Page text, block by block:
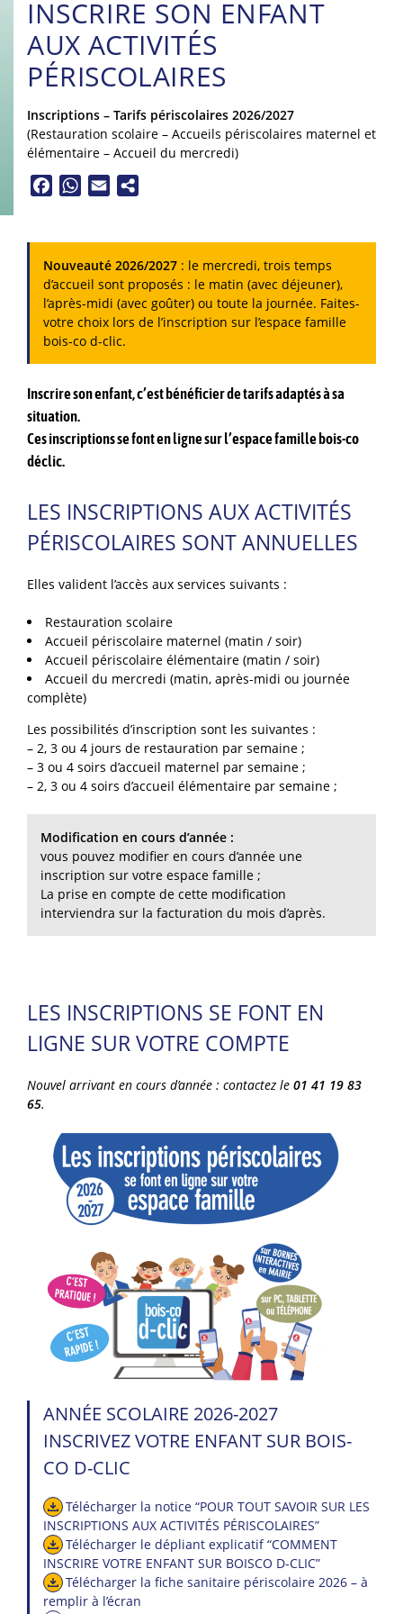
INSCRIRE SON ENFANT
AUX ACTIVITÉS
PÉRISCOLAIRES
Inscriptions – Tarifs périscolaires 2026/2027
(Restauration scolaire – Accueils périscolaires maternel et
élémentaire – Accueil du mercredi)
FacebookWhatsApp
Email
Nouveauté 2026/2027 : le mercredi, trois temps
d’accueil sont proposés : le matin (avec déjeuner),
l’après-midi (avec goûter) ou toute la journée. Faites-
votre choix lors de l’inscription sur l’espace famille
bois-co d-clic.
Inscrire son enfant, c’est bénéficier de tarifs adaptés à sa
situation.
Ces inscriptions se font en ligne sur l’espace famille bois-co
déclic.
LES INSCRIPTIONS AUX ACTIVITÉS
PÉRISCOLAIRES SONT ANNUELLES
Elles valident l’accès aux services suivants :
Restauration scolaire
Accueil périscolaire maternel (matin / soir)
Accueil périscolaire élémentaire (matin / soir)
Accueil du mercredi (matin, après-midi ou journée
complète)
Les possibilités d’inscription sont les suivantes :
– 2, 3 ou 4 jours de restauration par semaine ;
– 3 ou 4 soirs d’accueil maternel par semaine ;
– 2, 3 ou 4 soirs d’accueil élémentaire par semaine ;
Modification en cours d’année :
vous pouvez modifier en cours d’année une
inscription sur votre espace famille ;
La prise en compte de cette modification
interviendra sur la facturation du mois d’après.
LES INSCRIPTIONS SE FONT EN
LIGNE SUR VOTRE COMPTE
Nouvel arrivant en cours d’année : contactez le 01 41 19 83
65.
ANNÉE SCOLAIRE 2026-2027
INSCRIVEZ VOTRE ENFANT SUR BOIS-
CO D-CLIC
Télécharger la notice “POUR TOUT SAVOIR SUR LES
INSCRIPTIONS AUX ACTIVITÉS PÉRISCOLAIRES”
Télécharger le dépliant explicatif “COMMENT
INSCRIRE VOTRE ENFANT SUR BOISCO D-CLIC”
Télécharger la fiche sanitaire périscolaire 2026 – à
remplir à l’écran